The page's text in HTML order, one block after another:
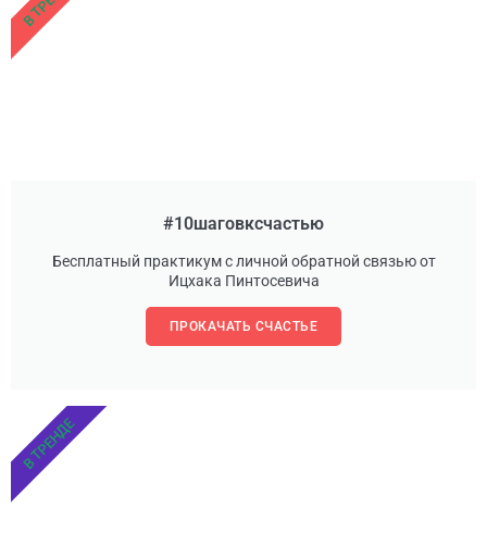
#10шаговксчастью
Бесплатный практикум с личной обратной связью от
Ицхака Пинтосевича
ПРОКАЧАТЬ СЧАСТЬЕ
В ТРЕНДЕ